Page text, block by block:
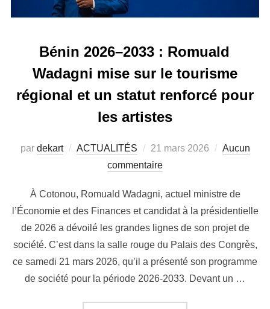
Bénin 2026–2033 : Romuald
Wadagni mise sur le tourisme
régional et un statut renforcé pour
les artistes
par dekart ACTUALITÉS 21 mars 2026
Aucun
commentaire
À Cotonou, Romuald Wadagni, actuel ministre de
l’Économie et des Finances et candidat à la présidentielle
de 2026 a dévoilé les grandes lignes de son projet de
société. C’est dans la salle rouge du Palais des Congrès,
ce samedi 21 mars 2026, qu’il a présenté son programme
de société pour la période 2026-2033. Devant un …